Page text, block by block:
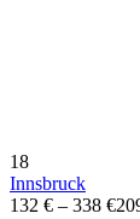
18
Innsbruck
132 € – 338 €